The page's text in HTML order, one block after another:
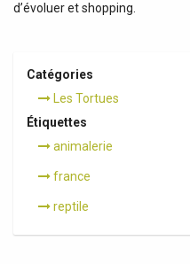
d’évoluer et shopping.
Catégories
Les Tortues
Étiquettes
animalerie
france
reptile